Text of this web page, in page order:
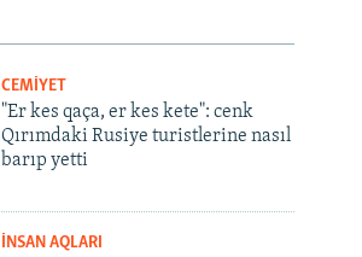
CEMİYET
"Er kes qaça, er kes kete": cenk
Qırımdaki Rusiye turistlerine nasıl
barıp yetti
İNSAN AQLARI